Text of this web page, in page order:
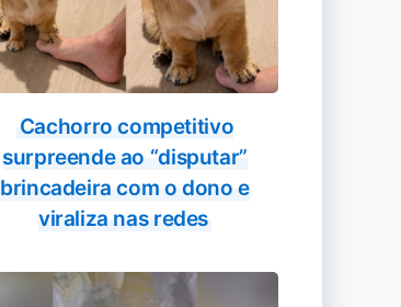
Cachorro competitivo
surpreende ao “disputar”
brincadeira com o dono e
viraliza nas redes